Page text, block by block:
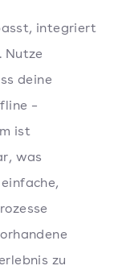
integriert
Nutze
deine
–
ist
was
zu